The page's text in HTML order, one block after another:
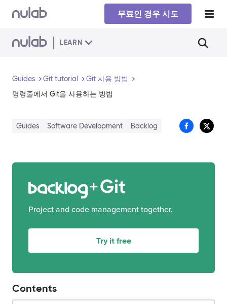
Skip to main content
무료인 경우 시도
LEARN
Guides Git tutorial
Git 사용 방법
명령줄에서 Git을 사용하는 방법
Guides Software Development Backlog
Git
Project and code management together.
Try it free
Contents